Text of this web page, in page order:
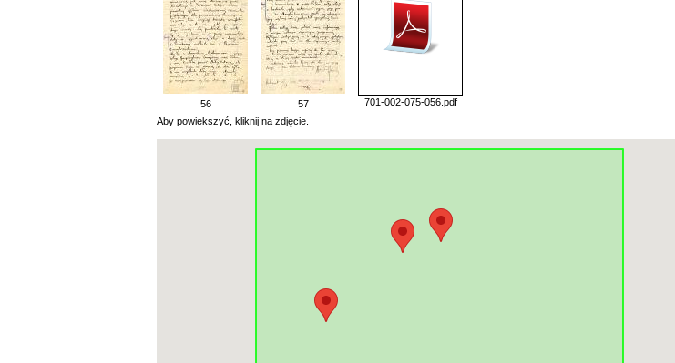
56 57
701-002-075-056.pdf
Aby powiekszyć, kliknij na zdjęcie.